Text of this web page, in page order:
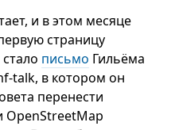
и в этом месяце
страницу
письмо Гильёма
talk, в котором он
перенести
OpenStreetMap